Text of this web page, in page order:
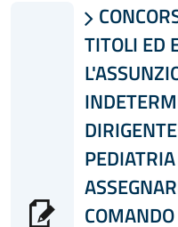

TITOLI ED